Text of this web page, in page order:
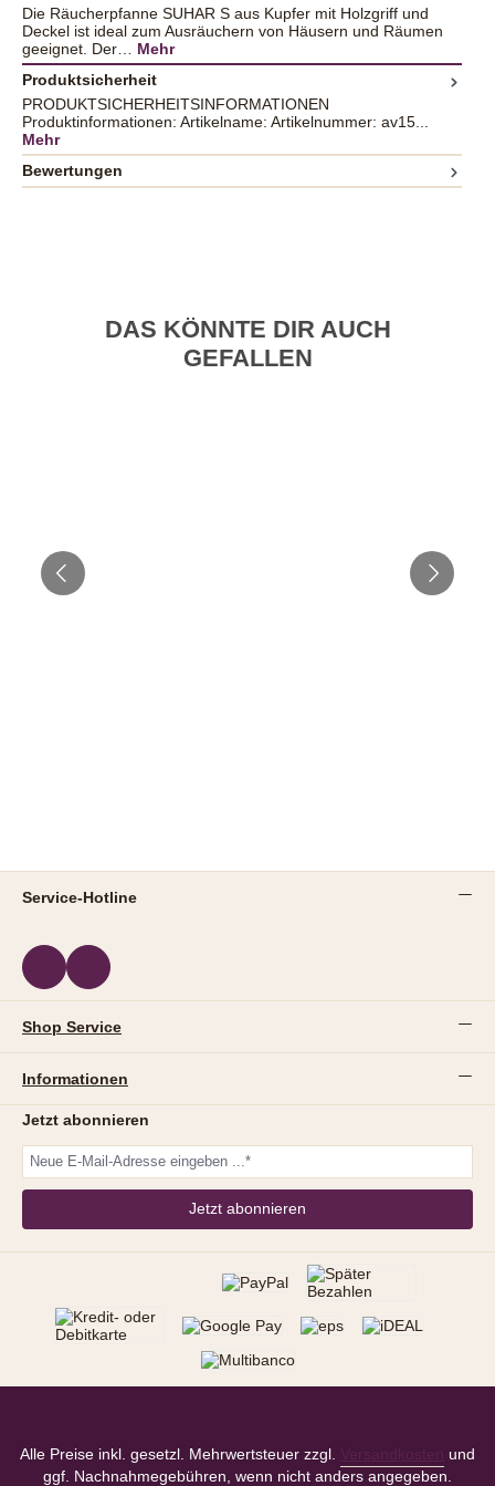
Die Räucherpfanne SUHAR S aus Kupfer mit Holzgriff und
Deckel ist ideal zum Ausräuchern von Häusern und Räumen
geeignet. Der… Mehr
Produktsicherheit
PRODUKTSICHERHEITSINFORMATIONEN
Produktinformationen: Artikelname: Artikelnummer: av15...
Mehr
Bewertungen
DAS KÖNNTE DIR AUCH
GEFALLEN
Service-Hotline
Shop Service
Informationen
Jetzt abonnieren
Jetzt abonnieren
Alle Preise inkl. gesetzl. Mehrwertsteuer zzgl. Versandkosten
und
ggf. Nachnahmegebühren, wenn nicht anders angegeben.